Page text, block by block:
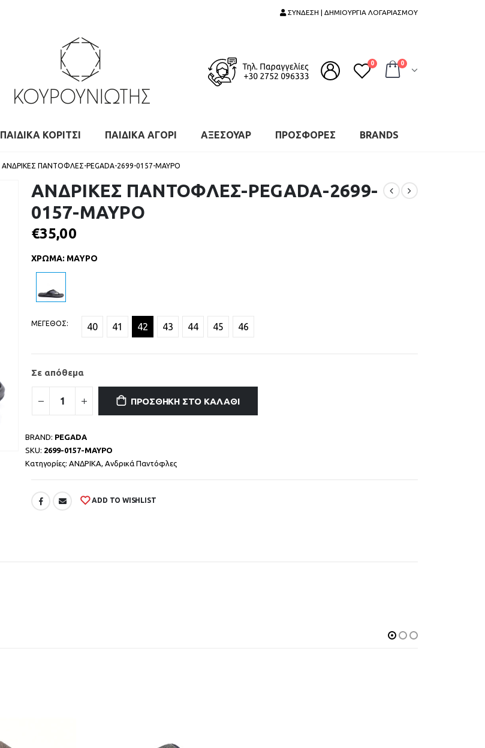
ΣΥΝΔΕΣΗ | ΔΗΜΙΟΥΡΓΙΑ ΛΟΓΑΡΙΑΣΜΟΥ
0 0
ΠΑΙΔΙΚΑ ΚΟΡΙΤΣΙ ΠΑΙΔΙΚΑ ΑΓΟΡΙ ΑΞΕΣΟΥΑΡ ΠΡΟΣΦΟΡΕΣ BRANDS
ΑΝΔΡΙΚΕΣ ΠΑΝΤΟΦΛΕΣ-PEGADA-2699-0157-ΜΑΥΡΟ
ΑΝΔΡΙΚΕΣ ΠΑΝΤΟΦΛΕΣ-PEGADA-2699-
0157-ΜΑΥΡΟ
€35,00
ΧΡΩΜΑ: ΜΑΥΡΟ
ΜΕΓΕΘΟΣ 40 41 42 43 44 45 46
Σε απόθεμα
ΠΡΟΣΘΉΚΗ ΣΤΟ ΚΑΛΆΘΙ
BRAND: PEGADA
SKU: 2699-0157-ΜΑΥΡΟ
Κατηγορίες: ΑΝΔΡΙΚΑ, Ανδρικά Παντόφλες
ADD TO WISHLIST